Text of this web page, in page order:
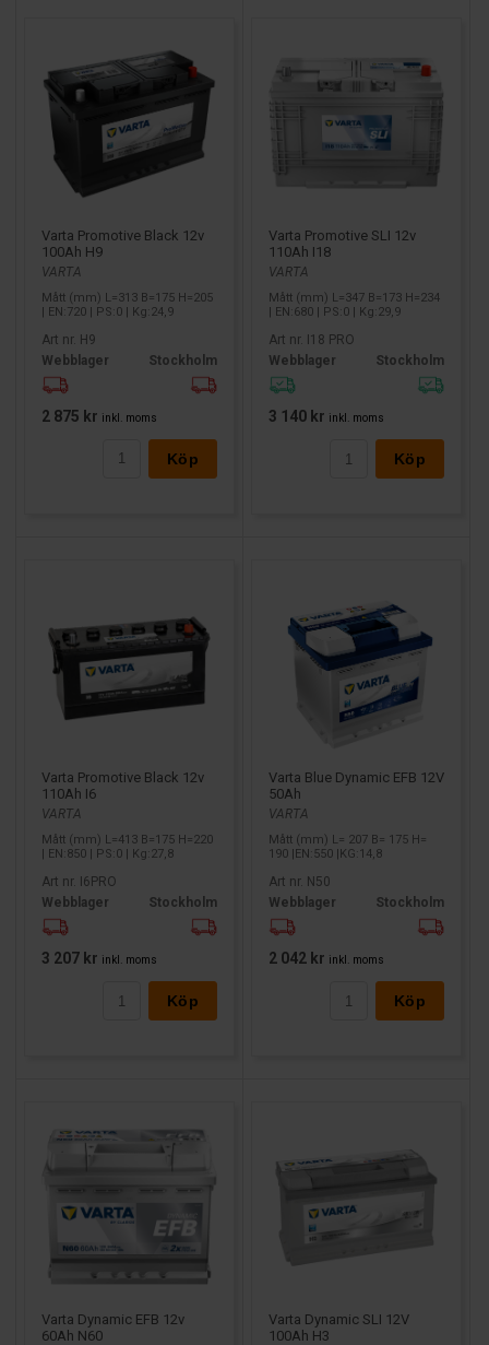
Varta Promotive Black 12v
100Ah H9
VARTA
Mått (mm) L=313 B=175 H=205
| EN:720 | PS:0 | Kg:24,9
Art nr. H9
Webblager
Stockholm
2 875 kr inkl. moms
Köp
Varta Promotive SLI 12v
110Ah I18
VARTA
Mått (mm) L=347 B=173 H=234
| EN:680 | PS:0 | Kg:29,9
Art nr. I18 PRO
Webblager
Stockholm
3 140 kr inkl. moms
Köp
Varta Promotive Black 12v
110Ah I6
VARTA
Mått (mm) L=413 B=175 H=220
| EN:850 | PS:0 | Kg:27,8
Art nr. I6PRO
Webblager
Stockholm
3 207 kr inkl. moms
Köp
Varta Blue Dynamic EFB 12V
50Ah
VARTA
Mått (mm) L= 207 B= 175 H=
190 |EN:550 |KG:14,8
Art nr. N50
Webblager
Stockholm
2 042 kr inkl. moms
Köp
Varta Dynamic EFB 12v
60Ah N60
Varta Dynamic SLI 12V
100Ah H3